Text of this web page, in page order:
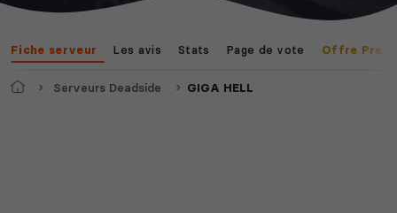
Fiche serveur Les avis Stats Page de vote Offre
AccueilServeurs Deadside GIGA HELL